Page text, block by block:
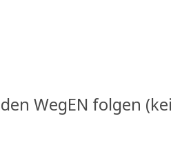
WegEN folgen